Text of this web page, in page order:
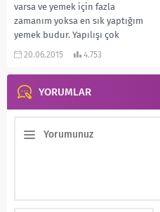
varsa ve yemek için fazla
zamanım yoksa en sık yaptığım
yemek budur. Yapılışı çok
pratiktir...
20.06.2015 4.753
YORUMLAR